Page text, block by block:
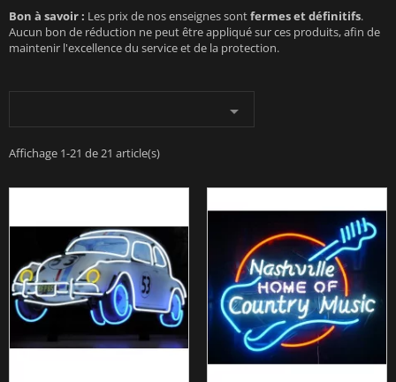
Bon à savoir : Les prix de nos enseignes sontfermes et définitifs.
Aucun bon de réduction ne peut être appliqué sur ces produits, afin de
maintenir l'excellence du service et de la protection.

Affichage 1-21 de 21 article(s)